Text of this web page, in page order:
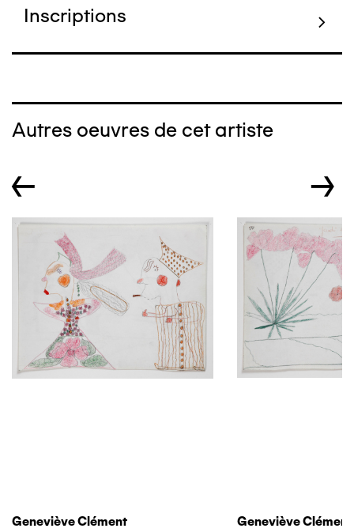
Inscriptions
Autres oeuvres de cet artiste
← →
Geneviève Clément
Geneviève Clément